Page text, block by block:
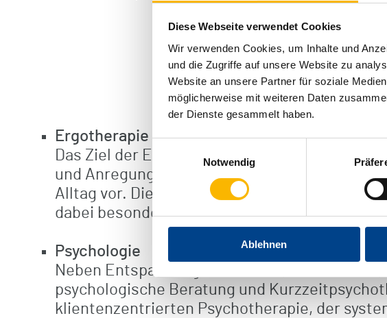
Diese Webseite verwendet Cookies
Wir verwenden Cookies, um Inhalte und
und die Zugriffe auf unsere Website zu
Website an unsere Partner für soziale
möglicherweise mit weiteren Daten
der Dienste gesammelt haben.
Notwendig
Ablehnen
Ergotherapie
Das Ziel der Ergotherapie ist die
und Anregung der motorischen, kognitiven,
Alltag vor. Die Anpassung und der Einsatz
dabei besonders wichtig.
Psychologie
Neben Entspannungsverfahren (z. B. PMR,
psychologische Beratung und
klientenzentrierten Psychotherapie, der